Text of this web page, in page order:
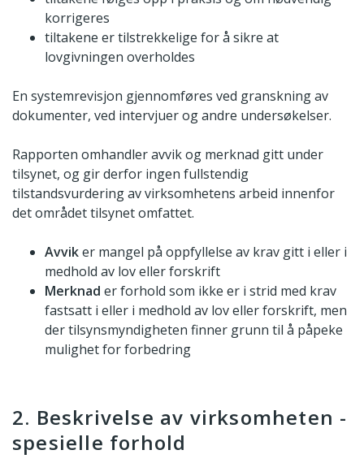
korrigeres
tiltakene er tilstrekkelige for å sikre at
lovgivningen overholdes
En systemrevisjon gjennomføres ved granskning av
dokumenter, ved intervjuer og andre undersøkelser.
Rapporten omhandler avvik og merknad gitt under
tilsynet, og gir derfor ingen fullstendig
tilstandsvurdering av virksomhetens arbeid innenfor
det området tilsynet omfattet.
Avviker mangel på oppfyllelse av krav gitt i eller i
medhold av lov eller forskrift
Merknad er forhold som ikke er i strid med krav
fastsatt i eller i medhold av lov eller forskrift, men
der tilsynsmyndigheten finner grunn til å påpeke
mulighet for forbedring
2. Beskrivelse av virksomheten -
spesielle forhold